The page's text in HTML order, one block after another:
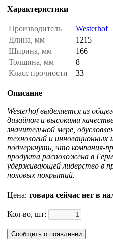
Характеристики
Производитель
Westerhof
Длина, мм
1215
Ширина, мм
166
Толщина, мм
8
Класс прочности
33
Описание
Westerhof выделяется из
дизайном и высокими
значительной мере,
технологий и
подчеркнуть, что компания-
продукта расположена в
удерживающей лидерство в
половых покрытий.
Цена: товара сейчас нет в
Кол-во, шт:
Сообщить о появлении